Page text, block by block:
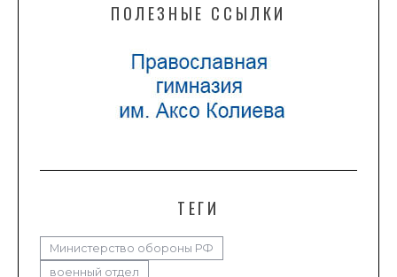
ПОЛЕЗНЫЕ ССЫЛКИ
ТЕГИ
Министерство обороны РФ
военный отдел